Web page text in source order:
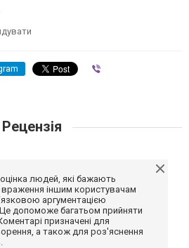
Рецензія
людей, які бажають
іншим користувачам
аргументацією
допоможе багатьом прийняти
призначені для
а також для роз'яснення